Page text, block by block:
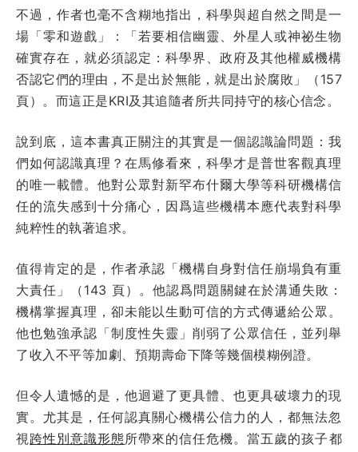
不過，作者也毫不含糊地指出，科學與超自然之間是一
場「零和遊戲」：「若要相信幽靈、外星人或神祕生物
確實存在，就必須認定：科學界、政府及其他權威機構
否認它們的理由，不是出於無能，就是出於腐敗」（157
頁）。而這正是KRI及其追隨者所共同持守的核心信念。
說到底，這本書真正關注的其實是一個認識論問題：我
們如何認識真理？在馬修看來，科學才是普世客觀真理
的唯一載體。他對公眾對新罕布什爾大學等科研機構信
任的流失感到十分痛心，因爲這些機構本應代表對科學
純粹性的執著追求。
值得肯定的是，作者承認「機構自身對信任崩塌負有重
大責任」（143 頁）。他認爲問題關鍵在於溝通失敗：
機構掌握真理，卻未能以生動可信的方式傳遞給公眾。
他也勉強承認「制度性失靈」削弱了公眾信任，並列舉
了收入不平等加劇、預期壽命下降等幾個模糊例證。
但令人遺憾的是，他迴避了更具體、也更具破壞力的現
實。尤其是，任何認真關心機構公信力的人，都無法忽
視 跨性別意識形態所帶來的信任危機。當五歲的孩子都